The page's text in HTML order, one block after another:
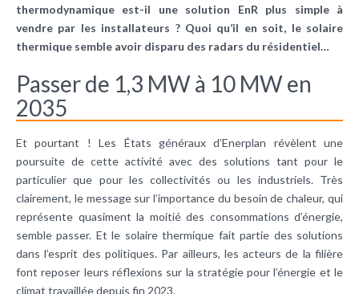
thermodynamique est-il une solution EnR plus simple à
vendre par les installateurs ? Quoi qu’il en soit, le solaire
thermique semble avoir disparu des radars du résidentiel…
Passer de 1,3 MW à 10 MW en
2035
Et pourtant ! Les États généraux d’Enerplan révèlent une
poursuite de cette activité avec des solutions tant pour le
particulier que pour les collectivités ou les industriels. Très
clairement, le message sur l’importance du besoin de chaleur, qui
représente quasiment la moitié des consommations d’énergie,
semble passer. Et le solaire thermique fait partie des solutions
dans l’esprit des politiques. Par ailleurs, les acteurs de la filière
font reposer leurs réflexions sur la stratégie pour l’énergie et le
climat travaillée depuis fin 2023.